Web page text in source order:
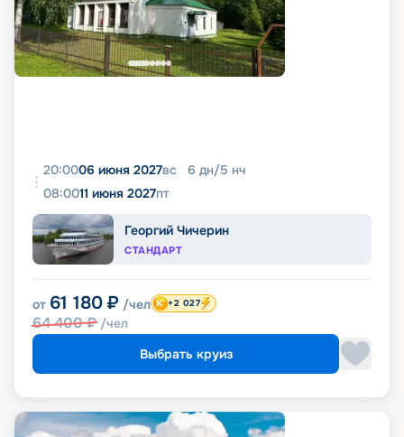
20:0006 июня 2027вс 6 дн/5 нч
08:0011 июня 2027пт
Георгий Чичерин
СТАНДАРТ
от 61 180 ₽ /чел
64 400₽ /чел
+2 027
Выбрать круиз